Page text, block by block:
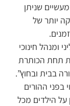
שניתן
יותר של
ומנהל חינוכי
תחת הכותרת
בבית ובחוץ”.
בפני ההורים
על הילדים מכל